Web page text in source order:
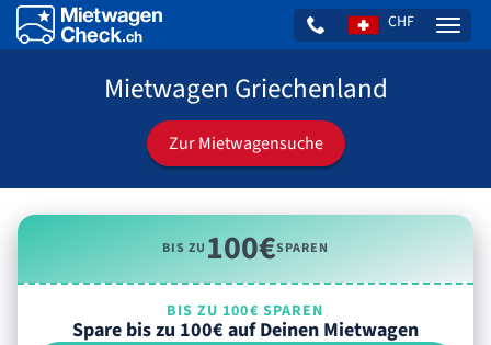
CHF
Mietwagen Griechenland
Zur Mietwagensuche
BIS ZU100€SPAREN
BIS ZU 100€ SPAREN
Spare bis zu 100€ auf Deinen Mietwagen